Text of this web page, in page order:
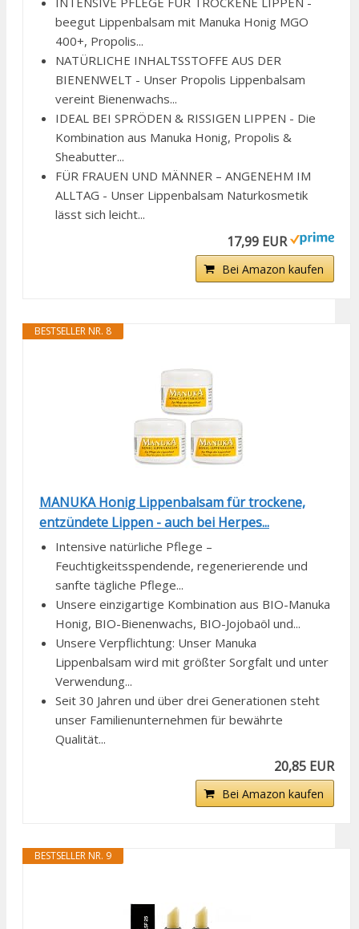
beegut Lippenbalsam mit Manuka Honig MGO
400+, Propolis...
NATÜRLICHE INHALTSSTOFFE AUS DER
BIENENWELT - Unser Propolis Lippenbalsam
vereint Bienenwachs...
IDEAL BEI SPRÖDEN & RISSIGEN LIPPEN - Die
Kombination aus Manuka Honig, Propolis &
Sheabutter...
FÜR FRAUEN UND MÄNNER – ANGENEHM IM
ALLTAG - Unser Lippenbalsam Naturkosmetik
lässt sich leicht...
17,99 EUR
Bei Amazon kaufen
BESTSELLER NR. 8
MANUKA Honig Lippenbalsam für trockene,
entzündete Lippen - auch bei Herpes...
Intensive natürliche Pflege –
Feuchtigkeitsspendende, regenerierende und
sanfte tägliche Pflege...
Unsere einzigartige Kombination aus BIO-Manuka
Honig, BIO-Bienenwachs, BIO-Jojobaöl und...
Unsere Verpflichtung: Unser Manuka
Lippenbalsam wird mit größter Sorgfalt und unter
Verwendung...
Seit 30 Jahren und über drei Generationen steht
unser Familienunternehmen für bewährte
Qualität...
20,85 EUR
Bei Amazon kaufen
BESTSELLER NR. 9